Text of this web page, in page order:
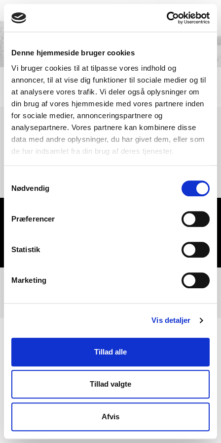
Denne hjemmeside bruger cookies
Vi bruger cookies til at tilpasse vores indhold og
annoncer, til at vise dig funktioner til sociale medier og til
at analysere vores trafik. Vi deler også oplysninger om
din brug af vores hjemmeside med vores partnere inden
for sociale medier, annonceringspartnere og
analysepartnere. Vores partnere kan kombinere disse
data med andre oplysninger, du har givet dem, eller som
de har indsamlet fra din brug af deres tjenester.
Nødvendig
Præferencer
Statistik
Marketing
Vis detaljer
Tillad alle
Tillad valgte
Afvis
Nyheder
© Samarbejde mellem nordjyllands bunkermuseer veluxfondens
This website makes use of cookies to enhance browsing experience and
provide additional functionality. Details